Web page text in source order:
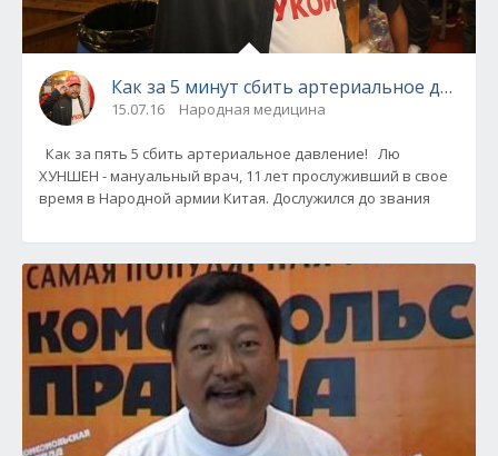
Как за 5 минут сбить артериальное
15.07.16 Народная медицина
Как за пять 5 сбить артериальное давление! Лю
ХУНШЕН - мануальный врач, 11 лет прослуживший в свое
время в Народной армии Китая. Дослужился до звания